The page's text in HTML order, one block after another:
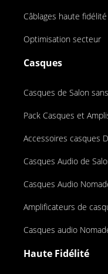
Câblages haute
Optimisation secteur
Casques
Casques de Salon
Pack Casques et
Accessoires casques
Casques Audio de
Casques Audio
Amplificateurs de
Casques audio
Haute Fidélité